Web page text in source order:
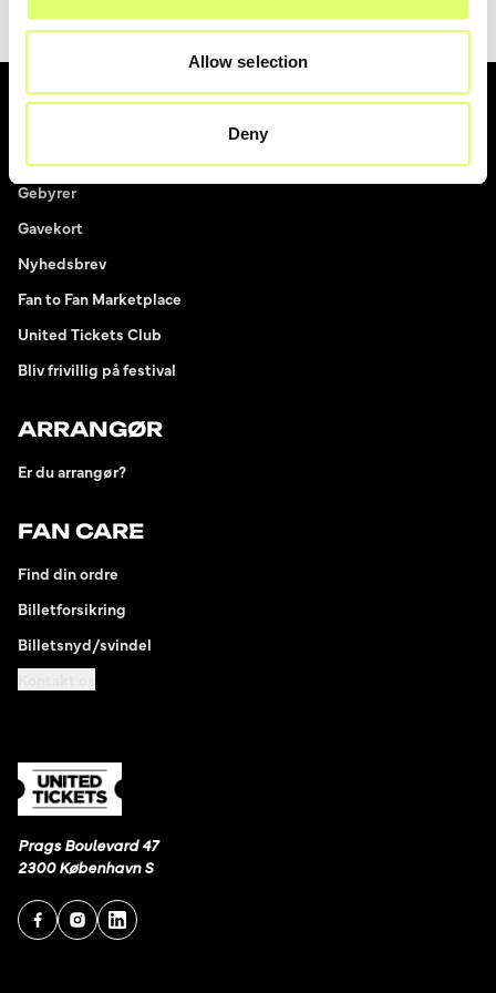
Allow selection
Deny
Prags Boulevard 47
2300 København S
Gebyrer
Gavekort
Nyhedsbrev
Fan to Fan Marketplace
United Tickets Club
Bliv frivillig på festival
ARRANGØR
Er du arrangør?
FAN CARE
Find din ordre
Billetforsikring
Billetsnyd/svindel